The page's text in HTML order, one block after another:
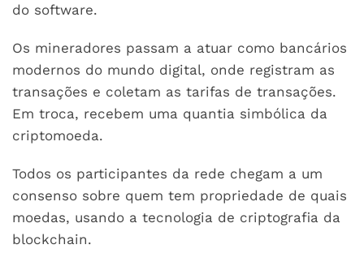
do software.
Os mineradores passam a atuar como bancários
modernos do mundo digital, onde registram as
transações e coletam as tarifas de transações.
Em troca, recebem uma quantia simbólica da
criptomoeda.
Todos os participantes da rede chegam a um
consenso sobre quem tem propriedade de quais
moedas, usando a tecnologia de criptografia da
blockchain.